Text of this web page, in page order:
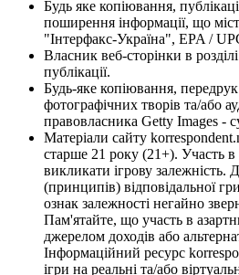
Будь яке копіювання,
поширення інформації, що
"Інтерфакс-Україна", EPA /
Власник веб-сторінки в
публікації.
Будь-яке копіювання,
фотографічних творів та/або
правовласника Getty Images -
Матеріали сайту
старше 21 року (21+). Участь в
викликати ігрову залежність.
(принципів) відповідальної
ознак залежності негайно
Пам'ятайте, що участь в
джерелом доходів або
Інформаційний ресурс
ігри на реальні та/або